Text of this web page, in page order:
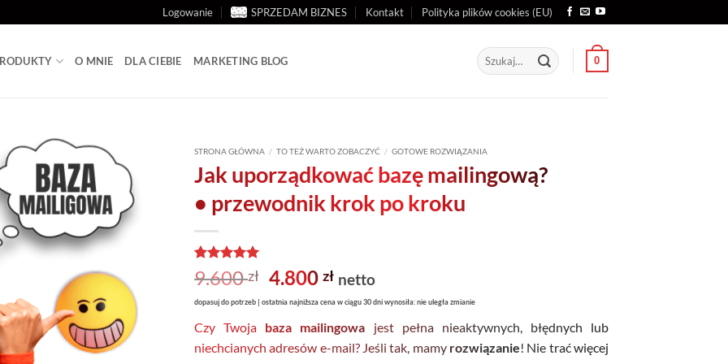
Logowanie SPRZEDAM BIZNES Kontakt Polityka plików cookies (EU)
O MNIE DLA CIEBIE MARKETING BLOG
Szukaj: 0
STRONA GŁÓWNA / TO TEŻ WARTO ZOBACZYĆ / GOTOWE ROZWIĄZANIA
Jak uporządkować bazę mailingową?
• przewodnik krok po kroku
Oceniony5
na 5 na
podstawie
1
oceny
klienta
9.600zł Pierwotna
cena
9.600 zł.
4.800złAktualna
cena
4.800 zł.
netto
dopasuj do potrzeb | ostatnia najniższa cena w ciągu 30 dni wynosiła: nie uległa zmianie
Czy Twoja baza mailingowa jest pełna nieaktywnych, błędnych lub
niechcianych adresów e-mail? Jeśli tak, mamy rozwiązanie! Nie trać więcej